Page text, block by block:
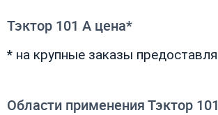
Тэктор 101 А цена*
* на крупные заказы
Области применения Тэктор